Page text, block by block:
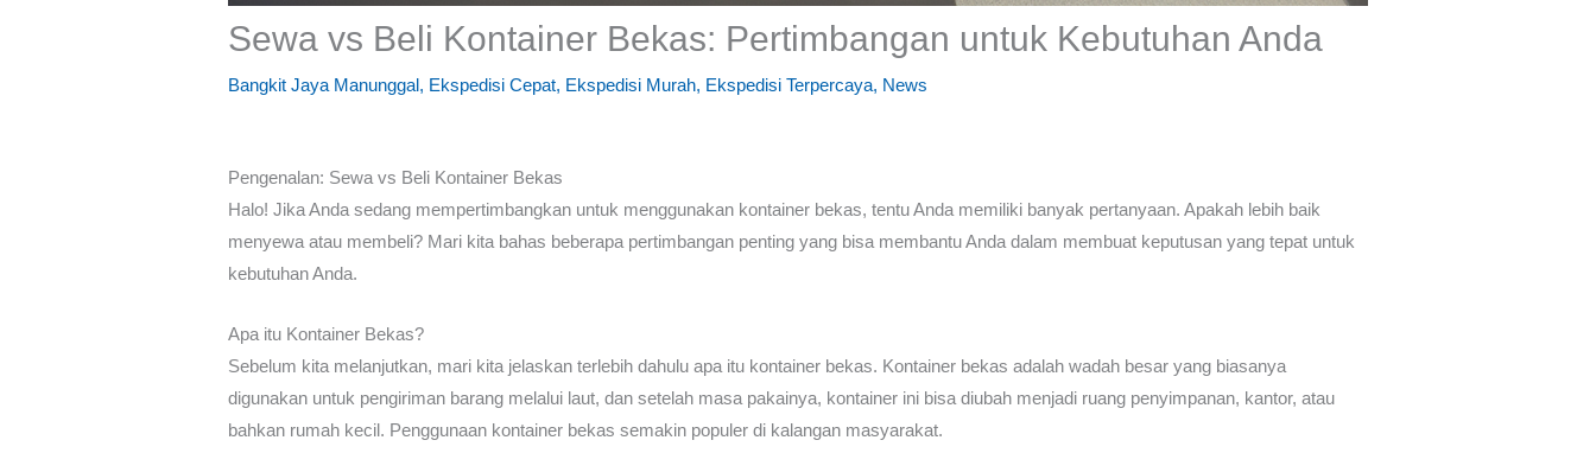
Sewa vs Beli Kontainer Bekas: Pertimbangan untuk Kebutuhan Anda
Bangkit Jaya Manunggal, Ekspedisi Cepat, Ekspedisi Murah, Ekspedisi Terpercaya, News
Pengenalan: Sewa vs Beli Kontainer Bekas
Halo! Jika Anda sedang mempertimbangkan untuk menggunakan kontainer bekas, tentu Anda memiliki banyak pertanyaan. Apakah lebih baik
menyewa atau membeli? Mari kita bahas beberapa pertimbangan penting yang bisa membantu Anda dalam membuat keputusan yang tepat untuk
kebutuhan Anda.
Apa itu Kontainer Bekas?
Sebelum kita melanjutkan, mari kita jelaskan terlebih dahulu apa itu kontainer bekas. Kontainer bekas adalah wadah besar yang biasanya
digunakan untuk pengiriman barang melalui laut, dan setelah masa pakainya, kontainer ini bisa diubah menjadi ruang penyimpanan, kantor, atau
bahkan rumah kecil. Penggunaan kontainer bekas semakin populer di kalangan masyarakat.